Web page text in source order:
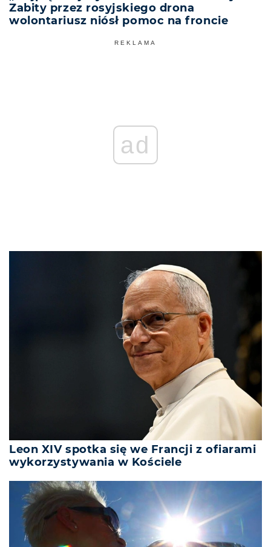
Zabity przez rosyjskiego drona
wolontariusz niósł pomoc na froncie
REKLAMA
ad
Leon XIV spotka się we Francji z ofiarami
wykorzystywania w Kościele